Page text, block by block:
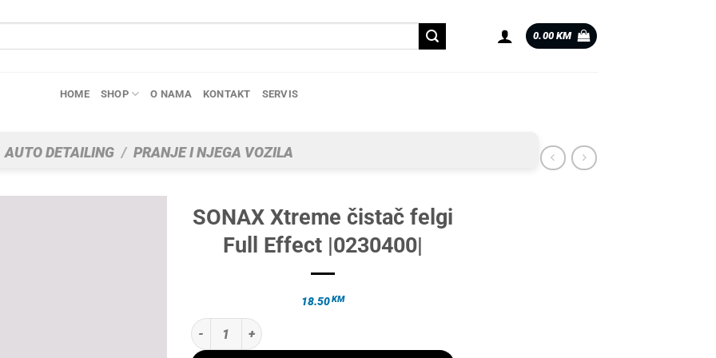
0.00 KM
HOME SHOP O NAMA KONTAKT SERVIS
AUTO DETAILING / PRANJE I NJEGA VOZILA
SONAX Xtreme čistač felgi
Full Effect |0230400|
18.50KM
SONAX Xtreme čistač felgi Full Effect |0230400| količina